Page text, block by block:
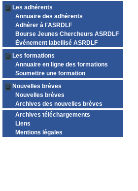
Les adhérents
Annuaire des adhérents
Adhérer à l'ASRDLF
Bourse Jeunes Chercheurs ASRDLF
Événement labellisé ASRDLF
Les formations
Annuaire en ligne des formations
Soumettre une formation
Nouvelles brèves
Nouvelles brèves
Archives des nouvelles brèves
Archives téléchargements
Liens
Mentions légales